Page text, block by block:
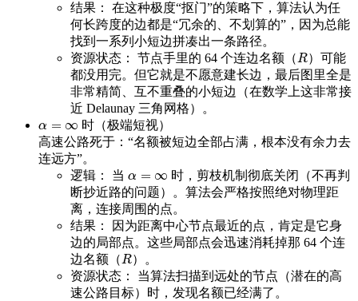
结果： 在这种极度“抠门”的策略下，算法认为任
何长跨度的边都是“冗余的、不划算的”，因为总能
找到一系列小短边拼凑出一条路径。
资源状态： 节点手里的 64 个连边名额（R
R ）可能
都没用完。但它就是不愿意建长边，最后图里全是
非常精简、互不重叠的小短边（在数学上这非常接
近 Delaunay 三角网格）。
α = ∞
α= ∞
时（极端短视）
高速公路死于：“名额被短边全部占满，根本没有余力去
连远方”。
逻辑： 当 α = ∞
α= ∞
时，剪枝机制彻底关闭（不再判
断抄近路的问题）。算法会严格按照绝对物理距
离，连接周围的点。
结果： 因为距离中心节点最近的点，肯定是它身
边的局部点。这些局部点会迅速消耗掉那 64 个连
边名额（R
R ）。
资源状态： 当算法扫描到远处的节点（潜在的高
速公路目标）时，发现名额已经满了。